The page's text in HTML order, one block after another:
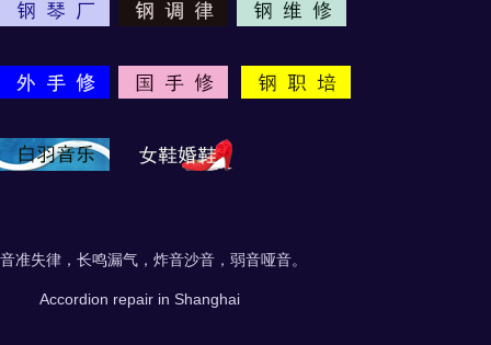
音准失律，长鸣漏气，炸音沙音，弱音哑音。
Accordion repair in Shanghai